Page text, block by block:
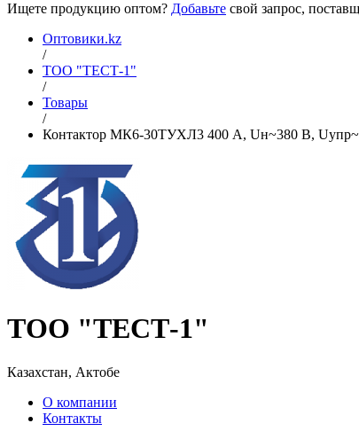
Ищете продукцию оптом? Добавьте свой запрос,
Оптовики.kz
/
ТОО "ТЕСТ-1"
/
Товары
/
Контактор МК6-30ТУХЛ3 400 А, Uн~380 В,
ТОО "ТЕСТ-1"
Казахстан, Актобе
О компании
Контакты